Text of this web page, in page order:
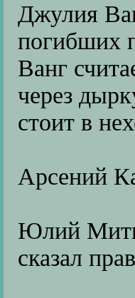
Джулия
погибших
Ванг
через
стоит в
Арсений
Юлий
сказал